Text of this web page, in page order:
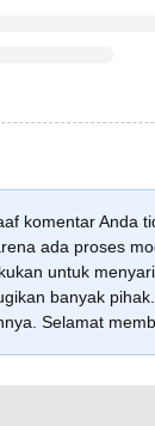
komentar Anda
ada proses
untuk
banyak
Selamat